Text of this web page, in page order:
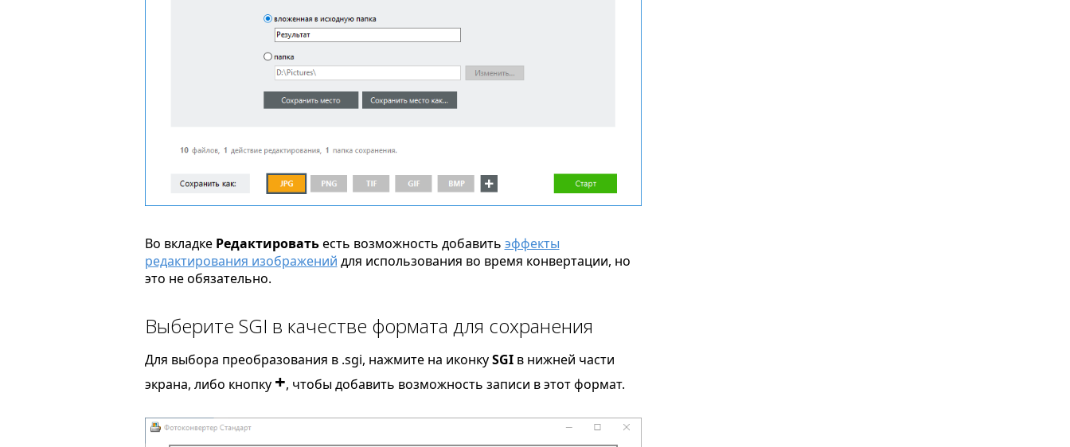
Во вкладке Редактироватьесть возможность добавить эффекты
редактирования изображений для использования во время конвертации, но
это не обязательно.
Выберите SGI в качестве формата для сохранения
Для выбора преобразования в .sgi, нажмите на иконкуSGIв нижней части
экрана, либо кнопку +, чтобы добавить возможность записи в этот формат.